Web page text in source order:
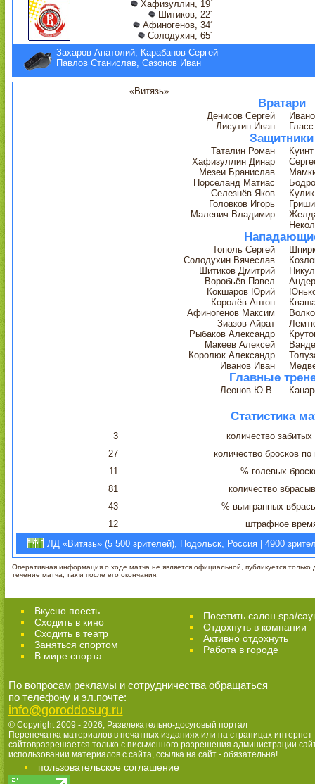
Хафизуллин, 19´
Шитиков, 22´
Афиногенов, 34´
Солодухин, 65´
Захаров Анатолий, Карабанов Сергей
Павлов Станислав, Сазонов Иван
«Витязь»
Вратари
Денисов Сергей
Лисутин Иван
Защитники
Таталин Роман
Хафизуллин Динар
Мезеи Бранислав
Порселанд Матиас
Селезнёв Яков
Головков Игорь
Малевич Владимир
Тополь Сергей
Солодухин Вячеслав
Шитиков Дмитрий
Воробьёв Павел
Кокшаров Юрий
Королёв Антон
Афиногенов Максим
Зиазов Айрат
Рыбаков Александр
Макеев Алексей
Королюк Александр
Иванов Иван
Главные
Леонов Ю.В.
Статистика
3
количество
27
количество бросков по
11
% голевых
81
количество
43
% выигранных
12
штрафное
ЛД «Витязь» (5 500 зрителей), Подольск, Россия | 4900
Оперативная информация о ходе матча не является официальной, публикуется только
течение матча, так и после его окончания.
Вкусно поесть
Сходить в кино
Cходить в театр
Заняться спортом
В мире спорта
Посетить салон spa/
Отдохнуть в компании
Активно отдохнуть
Работа в городе
По вопросам рекламы и сотрудничества обращаться
по телефону и эл.почте:
info@goroddosug.ru
© Copyright 2009 - 2026, Развлекательно-досуговый портал
Перепечатка материалов в печатных изданиях или на страницах интернет-
сайтовразрешается только с письменного разрешения администрации
использовании материалов с сайта, ссылка на сайт - обязательна!
пользовательское соглашение